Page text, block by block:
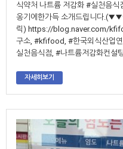
식약처 나트륨 저감화 #실천음
옹기에한가득 소개드립니다
릭) https://blog.naver.com/
구소, #kfifood, #한국외식산업
실천음식점, #나트륨저감화컨설
자세히보기